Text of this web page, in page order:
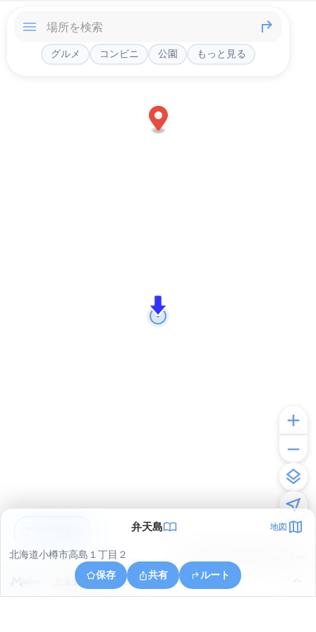
グルメ コンビニ 公園 もっと見る
弁天島 地図
北海道小樽市高島１丁目２
保存
共有 ルート
北海道小樽市港町３